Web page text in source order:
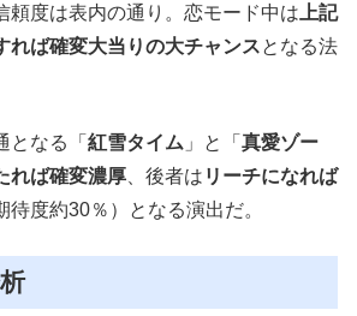
頼度は表内の通り。恋モード中は 上記
れば確変大当りの大チャンスとなる法
となる「 紅雪タイム 」と「 真愛ゾー
れば確変濃厚 、後者は リーチになれば
待度約30％）となる演出だ。